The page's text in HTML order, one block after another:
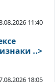
11:40
..>
18:05